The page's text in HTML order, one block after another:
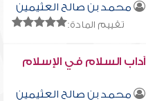
محمد بن صالح العثيمين
تقييم المادة:
آداب السلام في الإسلام
محمد بن صالح العثيمين